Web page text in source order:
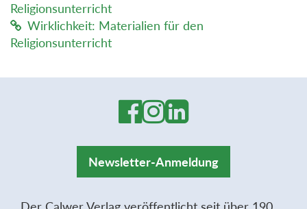
Religionsunterricht
Wirklichkeit: Materialien für den
Religionsunterricht
Newsletter-Anmeldung